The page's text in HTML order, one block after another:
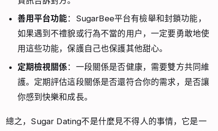
善用平台功能：SugarBee平台有檢舉和封鎖功能，
如果遇到不禮貌或行為不當的用戶，一定要勇敢地使
用這些功能，保護自己也保護其他甜心。
定期檢視關係 ：一段關係是否健康，需要雙方共同維
護。定期評估這段關係是否還符合你的需求，是否讓
你感到快樂和成長。
總之，Sugar Dating不是什麼見不得人的事情，它是一